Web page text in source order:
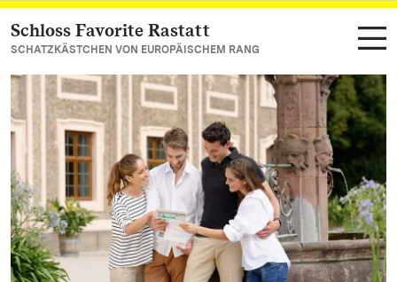
Zum Hauptinhalt springen
Schloss Favorite Rastatt
SCHATZKÄSTCHEN VON EUROPÄISCHEM RANG